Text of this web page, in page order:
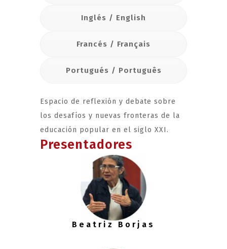
Inglés / English
Francés / Français
Portugués / Português
Espacio de reflexión y debate sobre
los desafíos y nuevas fronteras de la
educación popular en el siglo XXI.
Presentadores
Beatriz Borjas